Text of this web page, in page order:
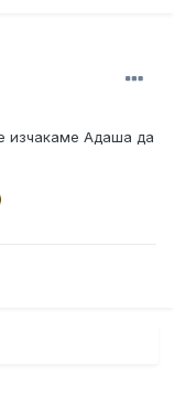
изчакаме Адаша да